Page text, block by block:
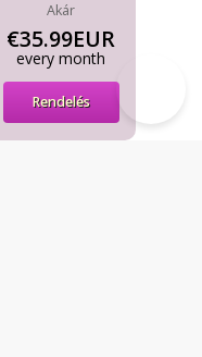
Akár
€35.99EUR
every month
Rendelés